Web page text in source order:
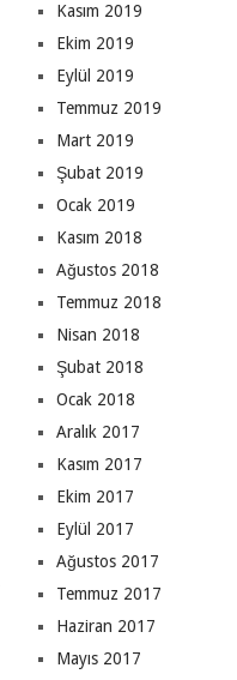
Kasım 2019
Ekim 2019
Eylül 2019
Temmuz 2019
Mart 2019
Şubat 2019
Ocak 2019
Kasım 2018
Ağustos 2018
Temmuz 2018
Nisan 2018
Şubat 2018
Ocak 2018
Aralık 2017
Kasım 2017
Ekim 2017
Eylül 2017
Ağustos 2017
Temmuz 2017
Haziran 2017
Mayıs 2017